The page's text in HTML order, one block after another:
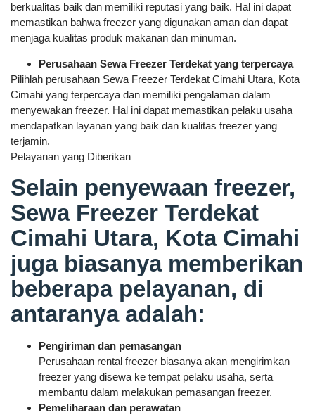
berkualitas baik dan memiliki reputasi yang baik. Hal ini dapat
memastikan bahwa freezer yang digunakan aman dan dapat
menjaga kualitas produk makanan dan minuman.
Perusahaan Sewa Freezer Terdekat yang terpercaya
Pilihlah perusahaan Sewa Freezer Terdekat Cimahi Utara, Kota
Cimahi yang terpercaya dan memiliki pengalaman dalam
menyewakan freezer. Hal ini dapat memastikan pelaku usaha
mendapatkan layanan yang baik dan kualitas freezer yang
terjamin.
Pelayanan yang Diberikan
Selain penyewaan freezer,
Sewa Freezer Terdekat
Cimahi Utara, Kota Cimahi
juga biasanya memberikan
beberapa pelayanan, di
antaranya adalah:
Pengiriman dan pemasangan
Perusahaan rental freezer biasanya akan mengirimkan
freezer yang disewa ke tempat pelaku usaha, serta
membantu dalam melakukan pemasangan freezer.
Pemeliharaan dan perawatan